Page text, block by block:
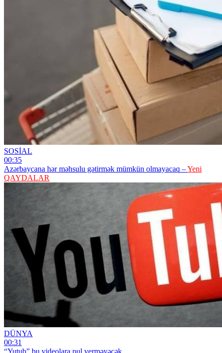
SOSİAL
00:35
Azərbaycana hər məhsulu gətirmək mümkün olmayacaq –Yeni
QAYDALAR
DÜNYA
00:31
“Yutub” bu videolara pul verməyəcək